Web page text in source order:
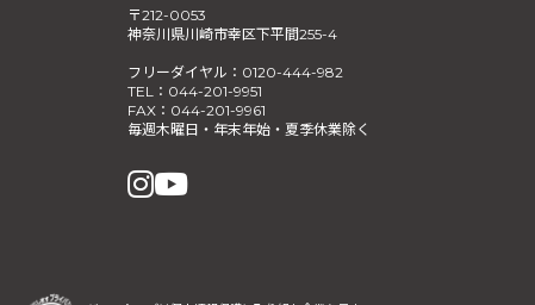
〒212-0053
神奈川県川崎市幸区下平間255-4
フリーダイヤル：0120-444-982
TEL：044-201-9951
FAX：044-201-9961
毎週木曜日・年末年始・夏季休業除く